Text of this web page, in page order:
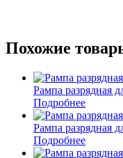
Похожие
Рампа разрядная
Подробнее
Рампа разрядная
Подробнее